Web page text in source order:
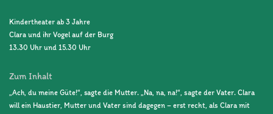
Kindertheater ab 3 Jahre
Clara und ihr Vogel auf der Burg
13.30 Uhr und 15.30 Uhr
Zum Inhalt
„Ach, du meine Güte!“, sagte die Mutter. „Na, na, na!“, sagte der Vater. Clara
will ein Haustier, Mutter und Vater sind dagegen – erst recht, als Clara mit